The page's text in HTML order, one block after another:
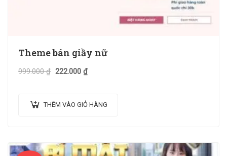
Theme bán giầy nữ
999.000₫ 222.000 ₫
THÊM VÀO GIỎ HÀNG